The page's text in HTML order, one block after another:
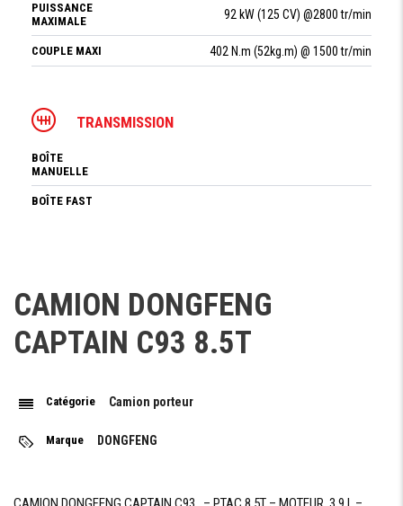
PUISSANCE
MAXIMALE
92 kW (125 CV) @2800 tr/min
COUPLE MAXI 402 N.m (52kg.m) @ 1500 tr/min
TRANSMISSION
BOÎTE
MANUELLE
BOÎTE FAST
TYPE
D'EMBRAYAGE
SYSTÈME DE
CONDUITE
CAMION DONGFENG
CAPTAIN C93 8.5T
Catégorie Camion porteur
Marque DONGFENG